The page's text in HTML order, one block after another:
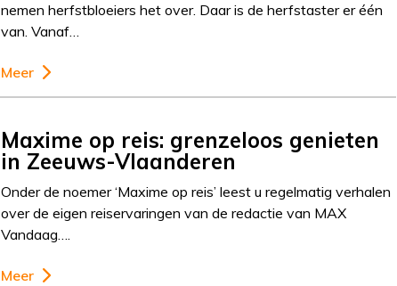
nemen herfstbloeiers het over. Daar is de herfstaster er één
van. Vanaf…
Meer
Maxime op reis: grenzeloos genieten
in Zeeuws-Vlaanderen
Onder de noemer ‘Maxime op reis’ leest u regelmatig verhalen
over de eigen reiservaringen van de redactie van MAX
Vandaag….
Meer